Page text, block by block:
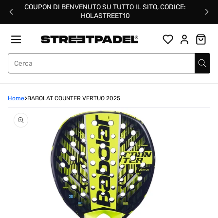
COUPON DI BENVENUTO SU TUTTO IL SITO, CODICE:
HOLASTREET10
Street Padel
Home BABOLAT COUNTER VERTUO 2025
media